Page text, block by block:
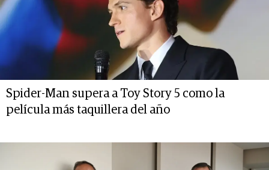
Spider-Man supera a Toy Story 5 como la
película más taquillera del año